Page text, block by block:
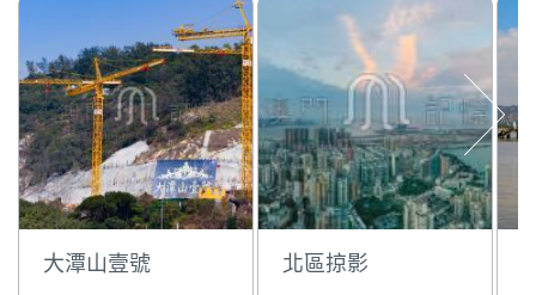
大潭山壹號 北區掠影